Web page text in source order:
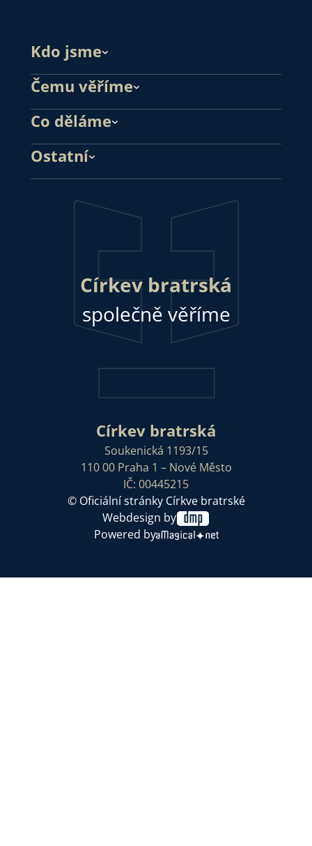
Kdo jsme
Čemu věříme
Co děláme
Ostatní
Církev bratrská
společně věříme
Církev bratrská
Soukenická 1193/15
110 00 Praha 1 – Nové Město
IČ: 00445215
© Oficiální stránky Církve bratrské
Webdesign by
Powered by